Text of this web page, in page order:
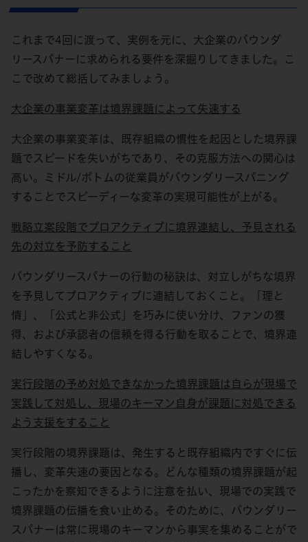
これまで4回に渡って、実例を元に、大企業のバウンダ
リースパナーに求められる要件を深掘りしてきました。こ
こで改めて総括してみましょう。
大企業の事業変革は境界課題によって失速する
大企業の事業変革は、既存組織の慣性を起因とした境界課
題でスピードを失いがちであり、その克服方法への関心は
高い。ミドル/ボトムの従業員がバウンダリースパニング
することでスピーディーな変革の実現可能性が上がる。
戦略立案段階でプロアクティブに境界連結し、予見される
先の対立を予防すること
バウンダリースパナーの行動の秘訣は、対立しがちな境界
を予見してプロアクティブに連結しておくこと。「理と
情」、「公式と非公式」を巧みに使い分け、ファンの獲
得、および承認者の信頼を得る行動を取ることで、境界連
結しやすくなる。
実行段階の予め対処できなかった境界課題は自らが現場で
実践して対処し、現場のキーマン自身が課題に対処できる
よう支援をすること
実行段階の境界課題は、発生すると既存組織内ですぐに伝
播し、変革失速の要因となる。どんな種類の境界課題が起
こったかを察知できるように注意を払い、現場での実践で
境界課題の伝播を食い止める。そのために、バウンダリー
スパナーは常に現場のキーマンから事実を集めることがで